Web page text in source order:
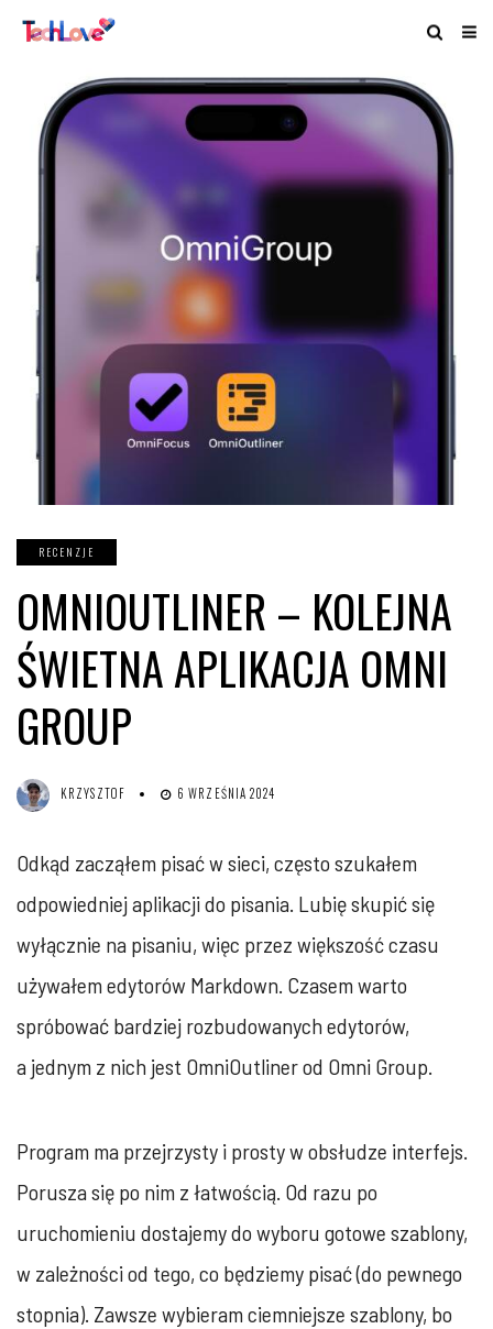
RECENZJE
OMNIOUTLINER – KOLEJNA
ŚWIETNA APLIKACJA OMNI
GROUP
KRZYSZTOF 6 WRZEŚNIA 2024
Odkąd zacząłem pisać w sieci, często szukałem
odpowiedniej aplikacji do pisania. Lubię skupić się
wyłącznie na pisaniu, więc przez większość czasu
używałem edytorów Markdown. Czasem warto
spróbować bardziej rozbudowanych edytorów,
a jednym z nich jest OmniOutliner od Omni Group.
Program ma przejrzysty i prosty w obsłudze interfejs.
Porusza się po nim z łatwością. Od razu po
uruchomieniu dostajemy do wyboru gotowe szablony,
w zależności od tego, co będziemy pisać (do pewnego
stopnia). Zawsze wybieram ciemniejsze szablony, bo